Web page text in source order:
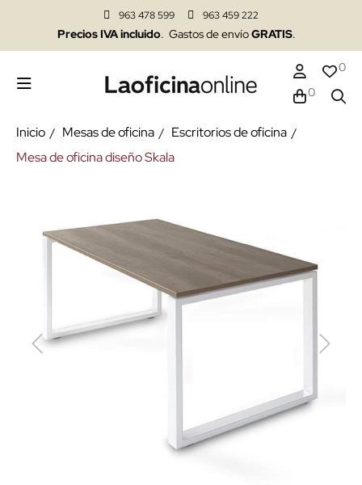
963 478 599 963 459 222
Precios IVA incluido. Gastos de envíoGRATIS.
0
0
Inicio Mesas de oficina
Escritorios de oficina
Mesa de oficina diseño Skala